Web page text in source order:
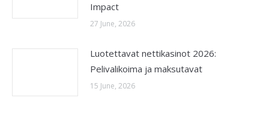
Impact
27 June, 2026
Luotettavat nettikasinot 2026:
Pelivalikoima ja maksutavat
15 June, 2026